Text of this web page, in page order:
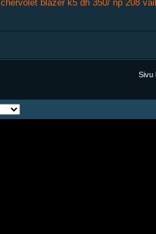
chervolet blazer k5 dh 350/ np 208
Sivu